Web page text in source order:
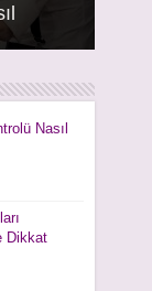
Nasıl
Dikkat